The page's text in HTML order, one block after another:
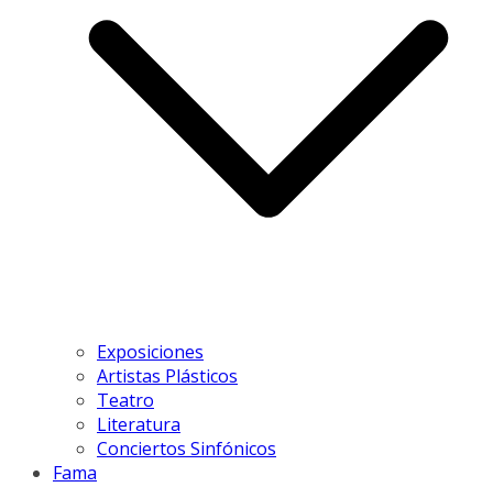
Exposiciones
Artistas Plásticos
Teatro
Literatura
Conciertos Sinfónicos
Fama